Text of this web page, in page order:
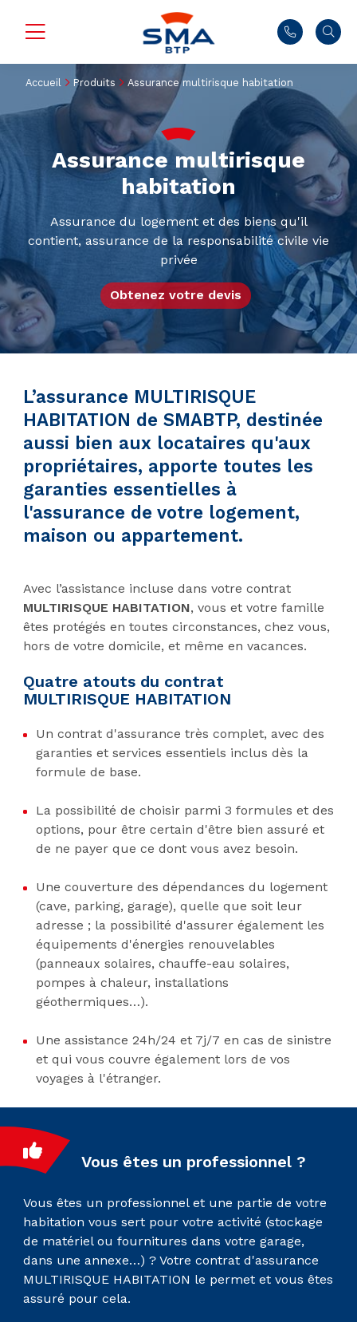
Accueil Produits Assurance multirisque habitation
Assurance multirisque
habitation
Assurance du logement et des biens qu'il
contient, assurance de la responsabilité civile vie
privée
Obtenez votre devis
L’assurance MULTIRISQUE
HABITATION de SMABTP, destinée
aussi bien aux locataires qu'aux
propriétaires, apporte toutes les
garanties essentielles à
l'assurance de votre logement,
maison ou appartement.
Avec l’assistance incluse dans votre contrat
MULTIRISQUE HABITATION, vous et votre famille
êtes protégés en toutes circonstances, chez vous,
hors de votre domicile, et même en vacances.
Quatre atouts du contrat
MULTIRISQUE HABITATION
Un contrat d'assurance très complet, avec des
garanties et services essentiels inclus dès la
formule de base.
La possibilité de choisir parmi 3 formules et des
options, pour être certain d'être bien assuré et
de ne payer que ce dont vous avez besoin.
Une couverture des dépendances du logement
(cave, parking, garage), quelle que soit leur
adresse ; la possibilité d'assurer également les
équipements d'énergies renouvelables
(panneaux solaires, chauffe-eau solaires,
pompes à chaleur, installations
géothermiques…).
Une assistance 24h/24 et 7j/7 en cas de sinistre
et qui vous couvre également lors de vos
voyages à l'étranger.
Vous êtes un professionnel ?
Vous êtes un professionnel et une partie de votre
habitation vous sert pour votre activité (stockage
de matériel ou fournitures dans votre garage,
dans une annexe…) ? Votre contrat d'assurance
MULTIRISQUE HABITATION le permet et vous êtes
assuré pour cela.